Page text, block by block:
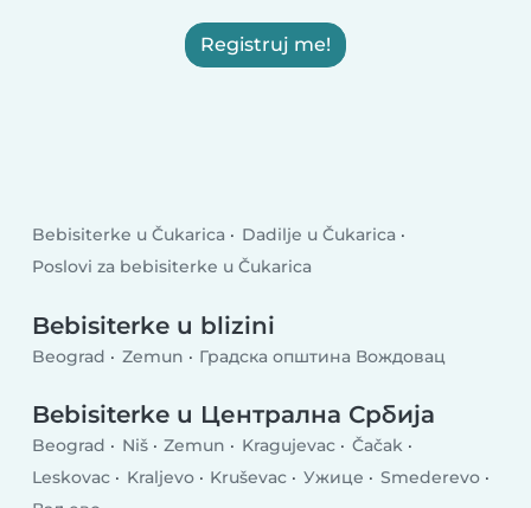
Registruj me!
Bebisiterke u Čukarica
Dadilje u Čukarica
Poslovi za bebisiterke u Čukarica
Bebisiterke u blizini
Beograd Zemun Градска општина Вождовац
Bebisiterke u Централна Србија
Beograd Niš Zemun Kragujevac
Čačak
Leskovac
Kraljevo Kruševac Ужице
Smederevo